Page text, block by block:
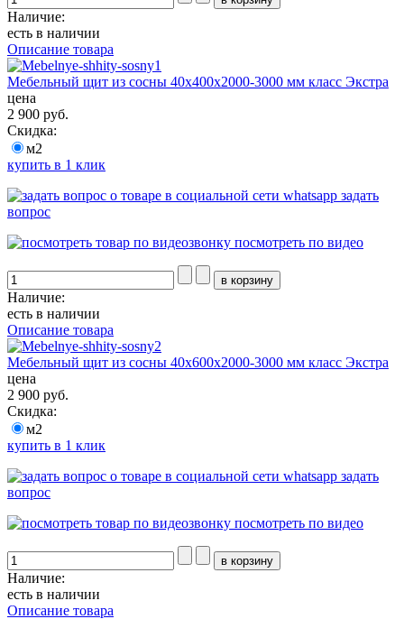
Наличие:
есть в наличии
Описание товара
Мебельный щит из сосны 40х400х2000-3000 мм класс Экстра
цена
2 900 руб.
Скидка:
м2
купить в 1 клик
задать
вопрос
посмотреть по видео
Наличие:
есть в наличии
Описание товара
Мебельный щит из сосны 40х600х2000-3000 мм класс Экстра
цена
2 900 руб.
Скидка:
м2
купить в 1 клик
задать
вопрос
посмотреть по видео
Наличие:
есть в наличии
Описание товара